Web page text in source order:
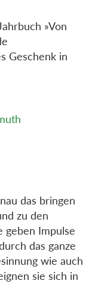
»Von
Geschenk in
das bringen
zu den
geben Impulse
das ganze
wie auch
sie sich in